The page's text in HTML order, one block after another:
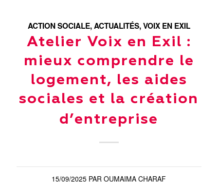
ACTION SOCIALE,ACTUALITÉS,VOIX EN EXIL
Atelier Voix en Exil :
mieux comprendre le
logement, les aides
sociales et la création
d’entreprise
15/09/2025 PAROUMAIMA CHARAF